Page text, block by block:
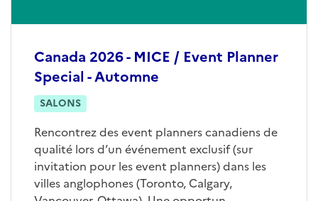
Canada 2026 - MICE / Event Planner
Special - Automne
SALONS
Rencontrez des event planners canadiens de
qualité lors d’un événement exclusif (sur
invitation pour les event planners) dans les
villes anglophones (Toronto, Calgary,